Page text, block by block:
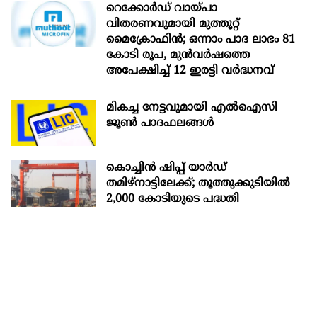
റെക്കോർഡ് വായ്പാ
വിതരണവുമായി മുത്തൂറ്റ്
മൈക്രോഫിൻ; ഒന്നാം പാദ ലാഭം 81
കോടി രൂപ, മുൻവർഷത്തെ
അപേക്ഷിച്ച് 12 ഇരട്ടി വർദ്ധനവ്
മികച്ച നേട്ടവുമായി എൽഐസി
ജൂൺ പാദഫലങ്ങൾ
കൊച്ചിന്‍ ഷിപ്പ് യാർഡ്
തമിഴ്നാട്ടിലേക്ക്; തൂത്തുക്കുടിയിൽ
2,000 കോടിയുടെ പദ്ധതി